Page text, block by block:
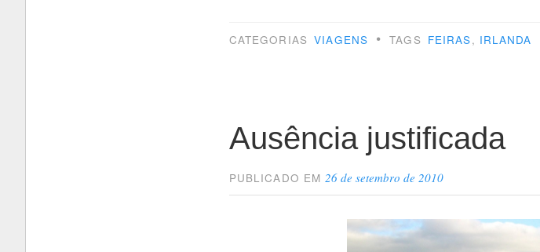
Ireland”
CATEGORIAS VIAGENS • TAGS FEIRAS, IRLANDA
Ausência justificada
PUBLICADO EM 26 de setembro de 2010